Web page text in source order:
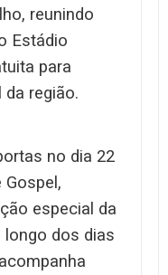
reunindo
Estádio
para
região.
no dia 22
especial da
dos dias